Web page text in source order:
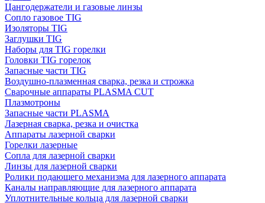
Цангодержатели и газовые линзы
Сопло газовое TIG
Изоляторы TIG
Заглушки TIG
Наборы для TIG горелки
Головки TIG горелок
Запасные части TIG
Воздушно-плазменная сварка, резка и строжка
Сварочные аппараты PLASMA CUT
Плазмотроны
Запасные части PLASMA
Лазерная сварка, резка и очистка
Аппараты лазерной сварки
Горелки лазерные
Сопла для лазерной сварки
Линзы для лазерной сварки
Ролики подающего механизма для лазерного аппарата
Каналы направляющие для лазерного аппарата
Уплотнительные кольца для лазерной сварки